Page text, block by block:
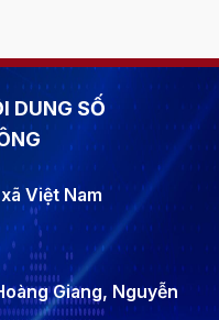
DUNG SỐ
Việt Nam
Giang, Nguyễn